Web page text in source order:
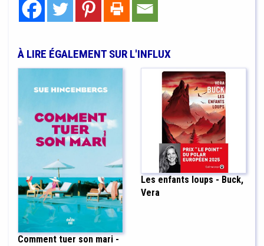
À LIRE ÉGALEMENT SUR L'INFLUX
Comment tuer son mari -
Les enfants loups - Buck,
Vera